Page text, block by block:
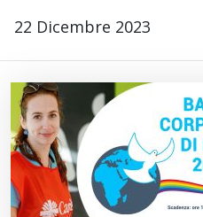
22 Dicembre 2023